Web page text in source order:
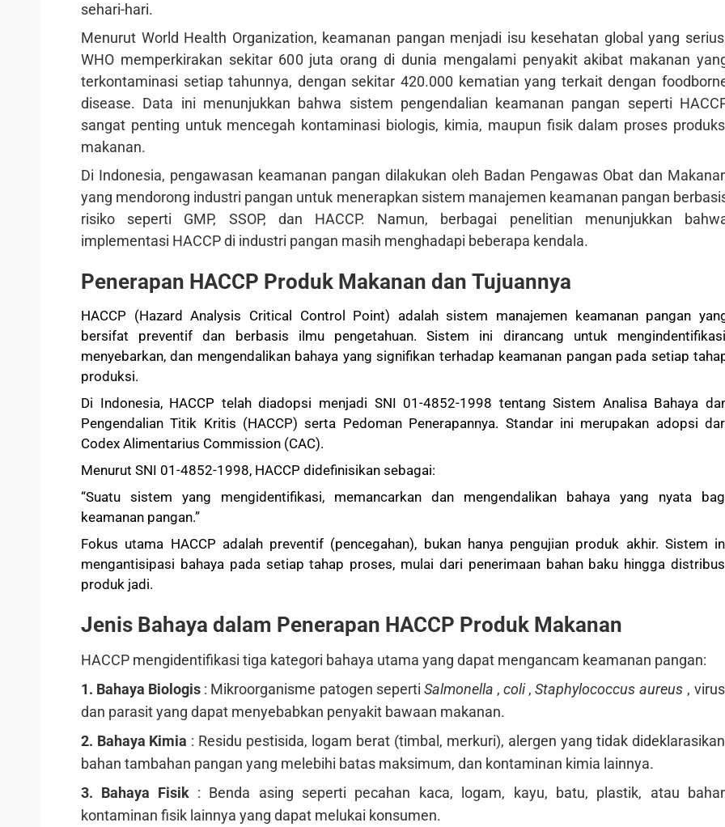
sehari-hari.
Menurut World Health Organization, keamanan pangan menjadi isu kesehatan global yang
WHO memperkirakan sekitar 600 juta orang di dunia mengalami penyakit akibat makanan
terkontaminasi setiap tahunnya, dengan sekitar 420.000 kematian yang terkait dengan
disease. Data ini menunjukkan bahwa sistem pengendalian keamanan pangan seperti
sangat penting untuk mencegah kontaminasi biologis, kimia, maupun fisik dalam proses
makanan.
Di Indonesia, pengawasan keamanan pangan dilakukan oleh Badan Pengawas Obat dan
yang mendorong industri pangan untuk menerapkan sistem manajemen keamanan pangan
risiko seperti GMP, SSOP, dan HACCP. Namun, berbagai penelitian menunjukkan
implementasi HACCP di industri pangan masih menghadapi beberapa kendala.
Penerapan HACCP Produk Makanan dan Tujuannya
HACCP (Hazard Analysis Critical Control Point) adalah sistem manajemen keamanan pangan
bersifat preventif dan berbasis ilmu pengetahuan. Sistem ini dirancang untuk
menyebarkan, dan mengendalikan bahaya yang signifikan terhadap keamanan pangan pada setiap
produksi.
Di Indonesia, HACCP telah diadopsi menjadi SNI 01-4852-1998 tentang Sistem Analisa Bahaya
Pengendalian Titik Kritis (HACCP) serta Pedoman Penerapannya. Standar ini merupakan adopsi
Codex Alimentarius Commission (CAC).
Menurut SNI 01-4852-1998, HACCP didefinisikan sebagai:
“Suatu sistem yang mengidentifikasi, memancarkan dan mengendalikan bahaya yang nyata
keamanan pangan.”
Fokus utama HACCP adalah preventif (pencegahan), bukan hanya pengujian produk akhir. Sistem
mengantisipasi bahaya pada setiap tahap proses, mulai dari penerimaan bahan baku hingga
produk jadi.
Jenis Bahaya dalam Penerapan HACCP Produk Makanan
HACCP mengidentifikasi tiga kategori bahaya utama yang dapat mengancam keamanan pangan:
1. Bahaya Biologis : Mikroorganisme patogen seperti Salmonella , coli, Staphylococcus aureus ,
dan parasit yang dapat menyebabkan penyakit bawaan makanan.
2. Bahaya Kimia : Residu pestisida, logam berat (timbal, merkuri), alergen yang tidak
bahan tambahan pangan yang melebihi batas maksimum, dan kontaminan kimia lainnya.
3. Bahaya Fisik : Benda asing seperti pecahan kaca, logam, kayu, batu, plastik, atau
kontaminan fisik lainnya yang dapat melukai konsumen.